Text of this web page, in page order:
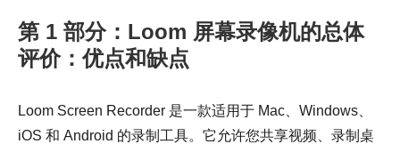
第 1 部分：Loom 屏幕录像机的总体
评价：优点和缺点
Loom Screen Recorder 是一款适用于 Mac、Windows、
iOS 和 Android 的录制工具。它允许您共享视频、录制桌